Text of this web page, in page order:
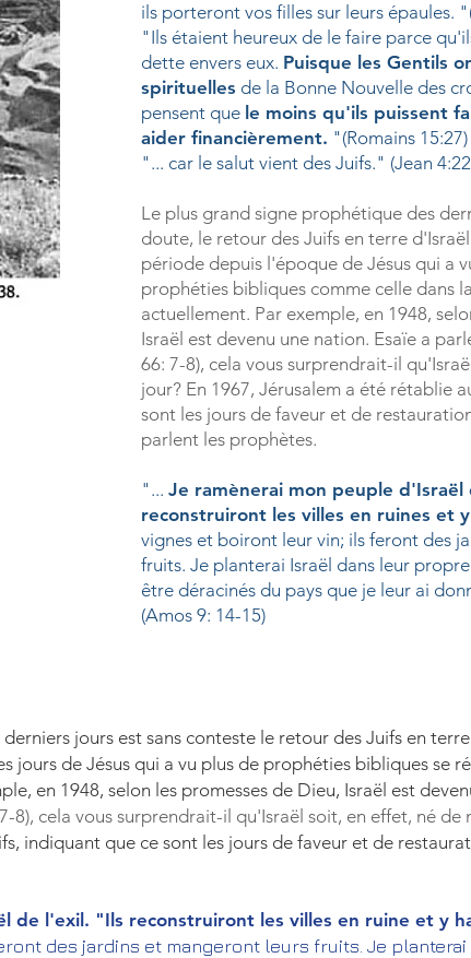
ils porteront vos filles sur leurs épaules.
"Ils étaient heureux de le faire parce
dette envers eux. Puisque les Gentils
spirituelles de la Bonne Nouvelle des
pensent que le moins qu'ils puissent
aider financièrement. "(Romains 15:27)
"... car le salut vient des Juifs." (Jean
Le plus grand signe prophétique des
doute, le retour des Juifs en terre
période depuis l'époque de Jésus qui a
prophéties bibliques comme celle dans
actuellement. Par exemple, en 1948,
Israël est devenu une nation. Esaïe a
66: 7-8), cela vous surprendrait-il
jour? En 1967, Jérusalem a été rétablie
sont les jours de faveur et de
parlent les prophètes.
"... Je ramènerai mon peuple d'Israël
reconstruiront les villes en ruines et
vignes et boiront leur vin; ils feront des
fruits. Je planterai Israël dans leur
être déracinés du pays que je leur ai
(Amos 9: 14-15)
jours est sans conteste le retour des Juifs en
jours de Jésus qui a vu plus de prophéties bibliques se
en 1948, selon les promesses de Dieu, Israël est
8), cela vous surprendrait-il qu'Israël soit, en effet, né de
indiquant que ce sont les jours de faveur et de
de l'exil. "Ils reconstruiront les villes en ruine et y
des jardins et mangeront leurs fruits. Je